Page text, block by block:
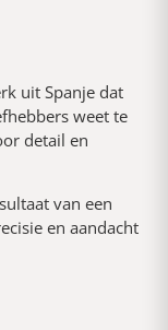
uit Spanje dat
weet te
detail en
van een
en aandacht